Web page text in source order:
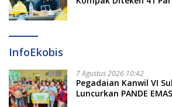
InfoEkobis
7 Agustus 2026 10:42
Pegadaian Kanwil VI
Luncurkan PANDE